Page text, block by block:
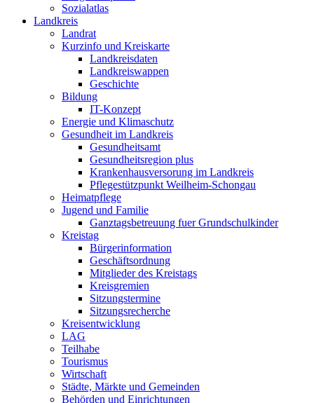
Sozialatlas
Landkreis
Landrat
Kurzinfo und Kreiskarte
Landkreisdaten
Landkreiswappen
Geschichte
Bildung
IT-Konzept
Energie und Klimaschutz
Gesundheit im Landkreis
Gesundheitsamt
Gesundheitsregion plus
Krankenhausversorung im Landkreis
Pflegestützpunkt Weilheim-Schongau
Heimatpflege
Jugend und Familie
Ganztagsbetreuung fuer Grundschulkinder
Kreistag
Bürgerinformation
Geschäftsordnung
Mitglieder des Kreistags
Kreisgremien
Sitzungstermine
Sitzungsrecherche
Kreisentwicklung
LAG
Teilhabe
Tourismus
Wirtschaft
Städte, Märkte und Gemeinden
Behörden und Einrichtungen